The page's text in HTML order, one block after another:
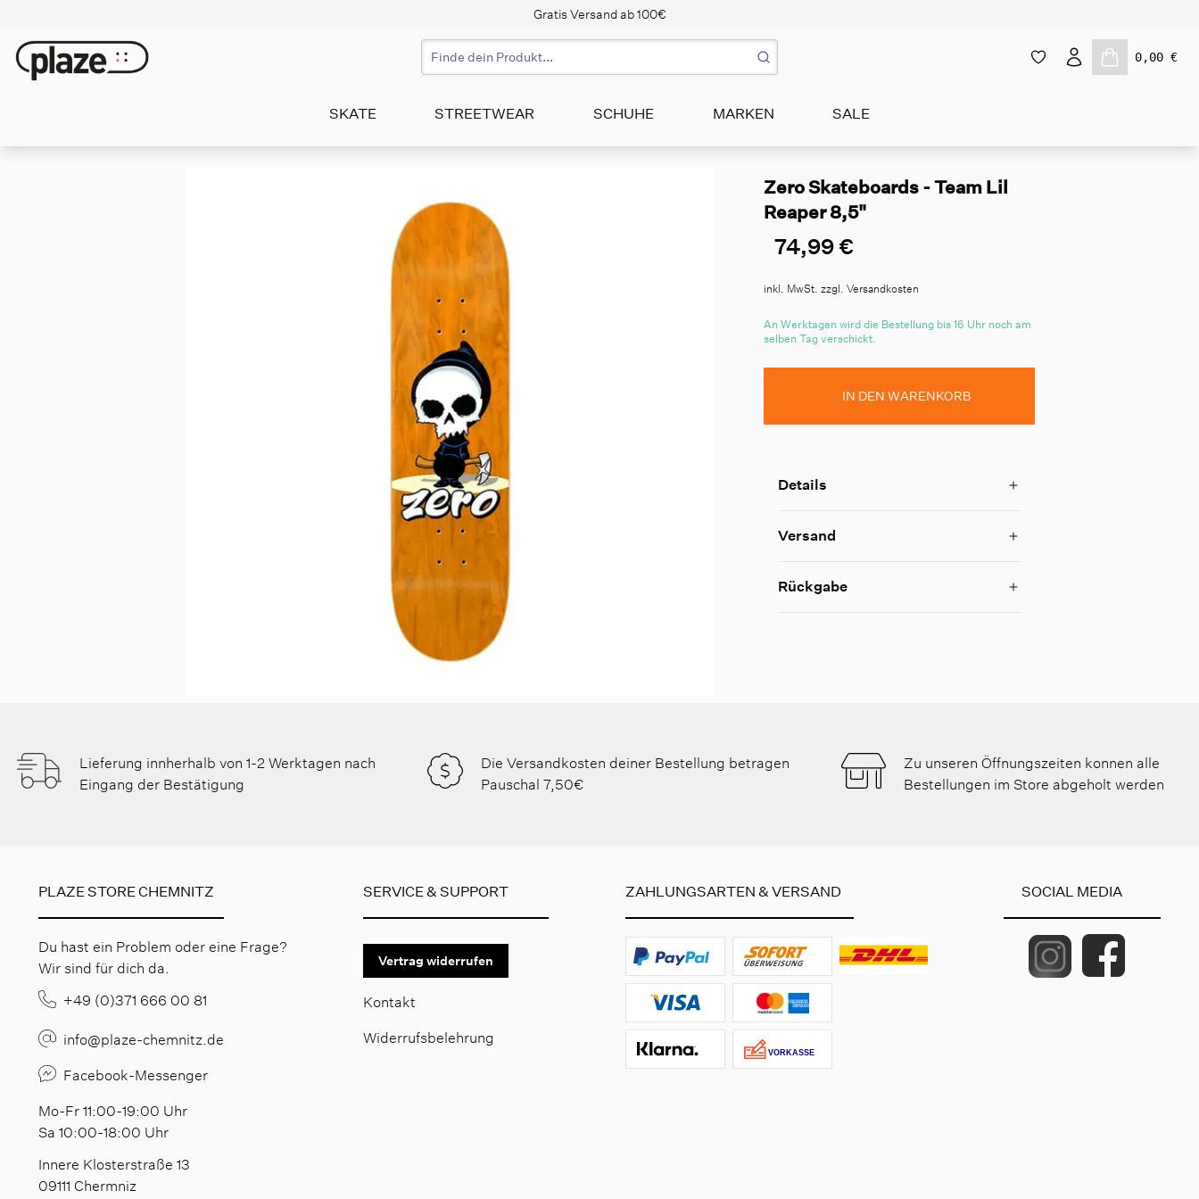
Gratis Versand ab 100€
0,00 €
SKATE STREETWEAR SCHUHE MARKEN SALE
Zero Skateboards - Team Lil
Reaper 8,5"
74,99 €
inkl. MwSt. zzgl. Versandkosten
An Werktagen wird die Bestellung bis 16 Uhr noch am
selben Tag verschickt.
IN DEN WARENKORB
Details
Versand
Rückgabe
Lieferung innherhalb von 1-2 Werktagen nach
Eingang der Bestätigung
Die Versandkosten deiner Bestellung betragen
Pauschal 7,50€
Zu unseren Öffnungszeiten konnen alle
Bestellungen im Store abgeholt werden
PLAZE STORE CHEMNITZ
Du hast ein Problem oder eine Frage?
Wir sind für dich da.
+49 (0)371 666 00 81
info@plaze-chemnitz.de
Facebook-Messenger
Mo-Fr 11:00-19:00 Uhr
Sa 10:00-18:00 Uhr
Innere Klosterstraße 13
09111 Chermniz
SERVICE & SUPPORT
Vertrag widerrufen
Kontakt
Widerrufsbelehrung
ZAHLUNGSARTEN & VERSAND SOCIAL MEDIA